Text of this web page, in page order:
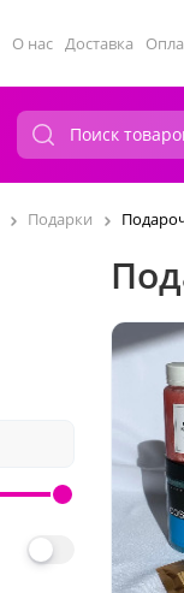
О нас Доставка
Подарки